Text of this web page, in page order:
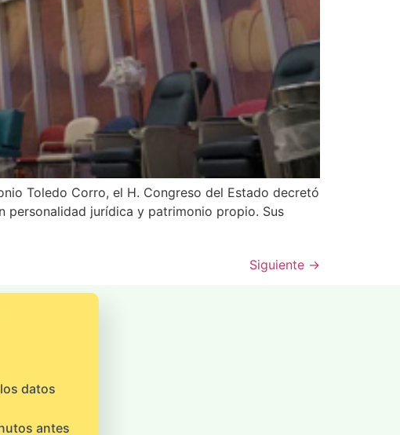
Toledo Corro, el H. Congreso del Estado decretó
personalidad jurídica y patrimonio propio. Sus
Siguiente →
datos
antes